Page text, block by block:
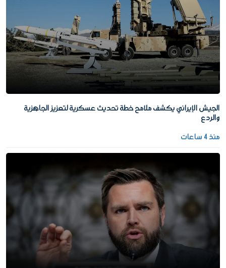
الجيش الإيراني يكشف ملامح خطة تحديث عسكرية لتعزيز الجاهزية
والردع
منذ 4 ساعات